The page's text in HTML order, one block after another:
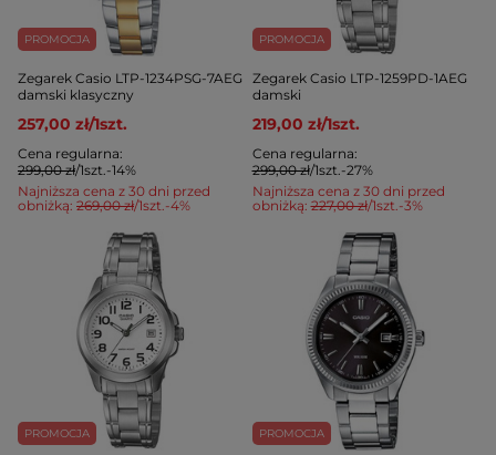
PROMOCJA
Zegarek Casio LTP-1234PSG-7AEG
damski klasyczny
257,00 zł/1szt.
Najniższa cena z 30 dni przed
obniżką: 269,00 zł/1szt.-4%
Cena regularna:
299,00 zł/1szt.-14%
PROMOCJA
Zegarek Casio LTP-1259PD-1AEG
damski
219,00 zł/1szt.
Najniższa cena z 30 dni przed
obniżką:227,00 zł/1szt.-3%
Cena regularna:
299,00 zł/1szt.-27%
PROMOCJA PROMOCJA